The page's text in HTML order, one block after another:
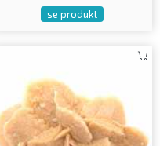
se produkt